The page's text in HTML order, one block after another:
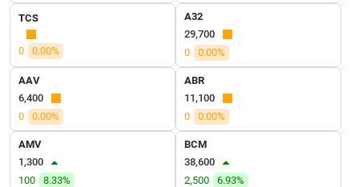
TCS
0 0.00%
A32
29,700
0
0.00%
AAV
6,400
0
0.00%
ABR
11,100
0
0.00%
AMV
1,300
100
8.33%
BCM
38,600
2,500
6.93%
CÔNG
THÔNG
TIN